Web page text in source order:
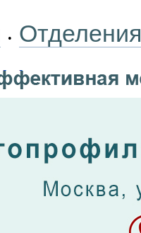
• Отделения